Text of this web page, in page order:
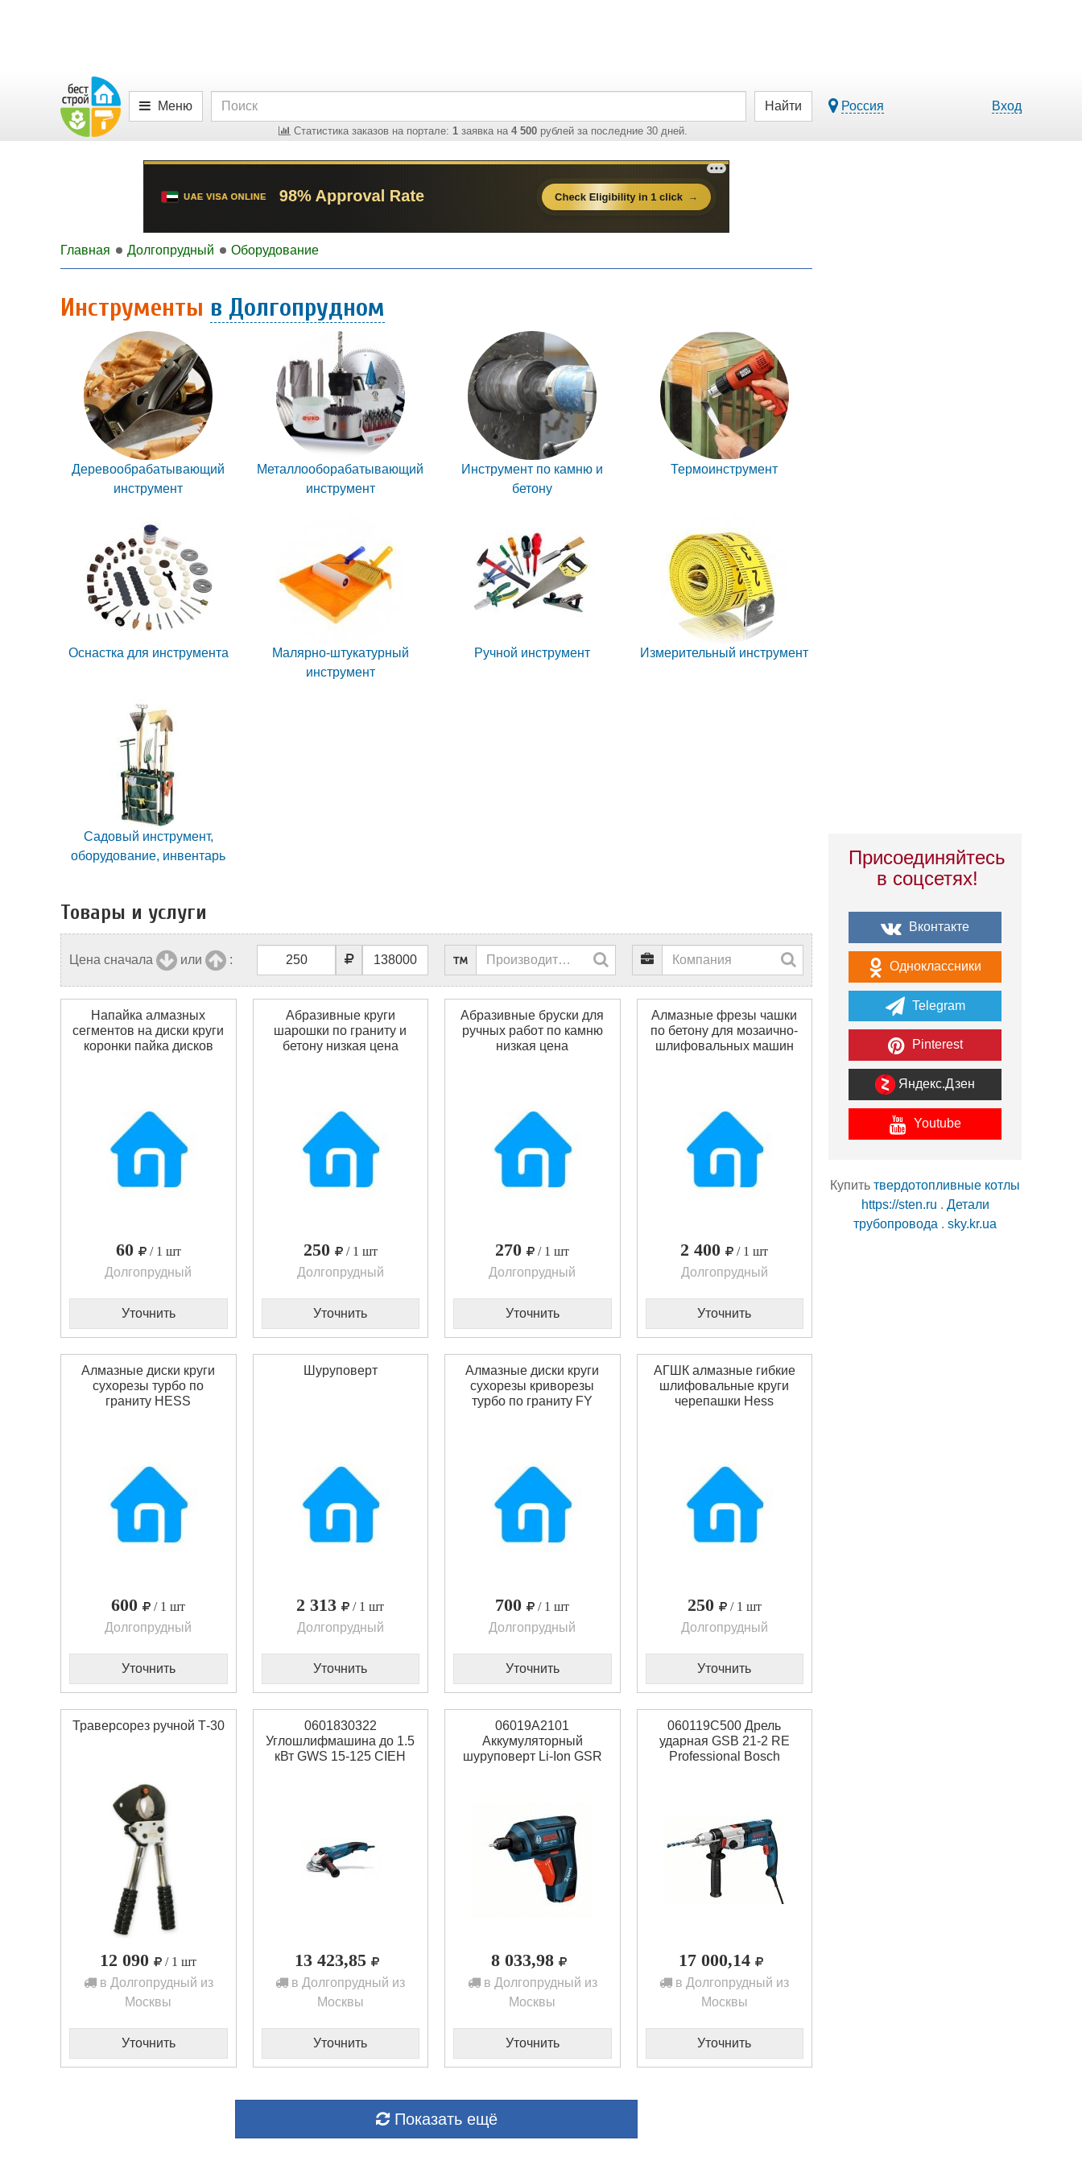
Меню
Статистика заказов на портале: 1заявка на 4 500рублей за последние 30 дней.
Найти Россия Вход
Главная Долгопрудный Оборудование
Инструменты в Долгопрудном
Деревообрабатывающий
инструмент
Металлооборабатывающий
инструмент
Инструмент по камню и
бетону
Термоинструмент
Оснастка для инструмента
Малярно-штукатурный
инструмент
Ручной инструмент Измерительный инструмент
Садовый инструмент,
оборудование, инвентарь
Товары и услуги
Цена сначала или :
Напайка алмазных
сегментов на диски круги
коронки пайка дисков
60
/ 1 шт
Долгопрудный
Уточнить
Абразивные круги
шарошки по граниту и
бетону низкая цена
250
/ 1 шт
Долгопрудный
Уточнить
Абразивные бруски для
ручных работ по камню
низкая цена
270
/ 1 шт
Долгопрудный
Уточнить
Алмазные фрезы чашки
по бетону для мозаично-
шлифовальных машин
2 400
/ 1 шт
Долгопрудный
Уточнить
Алмазные диски круги
сухорезы турбо по
граниту HESS
600
/ 1 шт
Долгопрудный
Уточнить
Шуруповерт
2 313
/ 1 шт
Долгопрудный
Уточнить
Алмазные диски круги
сухорезы криворезы
турбо по граниту FY
700
/ 1 шт
Долгопрудный
Уточнить
АГШК алмазные гибкие
шлифовальные круги
черепашки Hess
250
/ 1 шт
Долгопрудный
Уточнить
Траверсорез ручной Т-30
12 090
/ 1 шт
в Долгопрудный из
Москвы
Уточнить
0601830322
Углошлифмашина до 1.5
кВт GWS 15-125 CIEH
13 423,85
в Долгопрудный из
Москвы
Уточнить
06019A2101
Аккумуляторный
шуруповерт Li-Ion GSR
8 033,98
в Долгопрудный из
Москвы
Уточнить
060119C500 Дрель
ударная GSB 21-2 RE
Professional Bosch
17 000,14
в Долгопрудный из
Москвы
Уточнить
Показать ещё
Присоединяйтесь
в соцсетях!
Вконтакте
Одноклассники
Telegram
Pinterest
Яндекс.Дзен
Youtube
Купить твердотопливные котлы
https://sten.ru . Детали
трубопровода . sky.kr.ua